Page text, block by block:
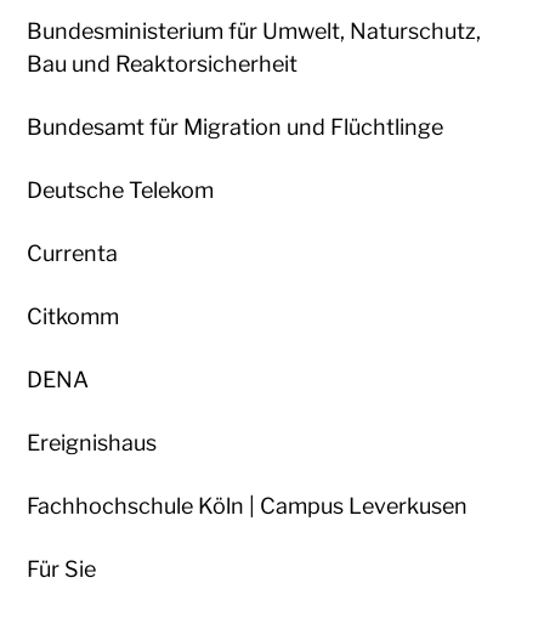
Bundesministerium für Umwelt, Naturschutz,
Bau und Reaktorsicherheit
Bundesamt für Migration und Flüchtlinge
Deutsche Telekom
Currenta
Citkomm
DENA
Ereignishaus
Fachhochschule Köln | Campus Leverkusen
Für Sie